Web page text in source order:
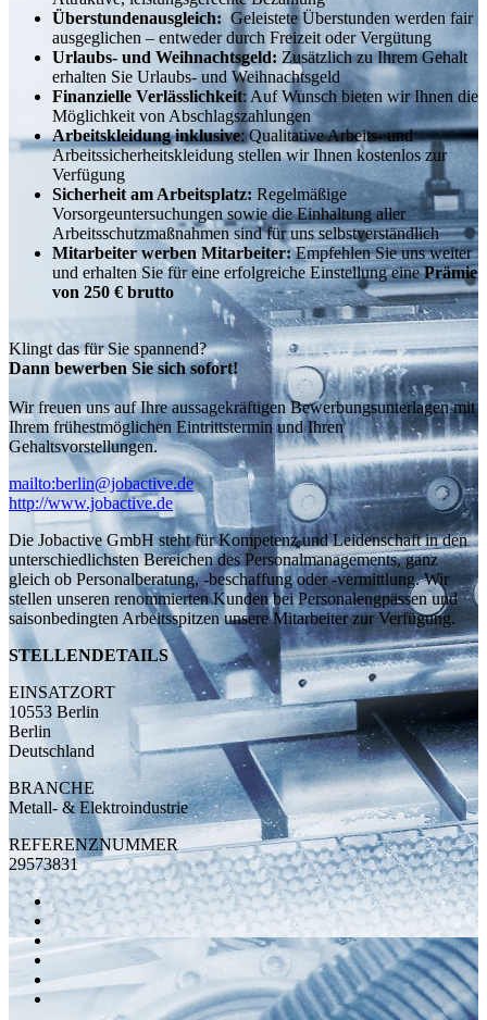
Überstundenausgleich: Geleistete Überstunden werden fair
ausgeglichen – entweder durch Freizeit oder Vergütung
Urlaubs- und Weihnachtsgeld: Zusätzlich zu Ihrem Gehalt
erhalten Sie Urlaubs- und Weihnachtsgeld
Finanzielle Verlässlichkeit: Auf Wunsch bieten wir Ihnen die
Möglichkeit von Abschlagszahlungen
Arbeitskleidung inklusive: Qualitative Arbeits- und
Arbeitssicherheitskleidung stellen wir Ihnen kostenlos zur
Verfügung
Sicherheit am Arbeitsplatz: Regelmäßige
Vorsorgeuntersuchungen sowie die Einhaltung aller
Arbeitsschutzmaßnahmen sind für uns selbstverständlich
Mitarbeiter werben Mitarbeiter:Empfehlen Sie uns weiter
und erhalten Sie für eine erfolgreiche Einstellung einePrämie
von 250 € brutto
Klingt das für Sie spannend?
Dann bewerben Sie sich sofort!
Wir freuen uns auf Ihre aussagekräftigen Bewerbungsunterlagen mit
Ihrem frühestmöglichen Eintrittstermin und Ihren
Gehaltsvorstellungen.
mailto:berlin@jobactive.de
http://www.jobactive.de
Die Jobactive GmbH steht für Kompetenz und Leidenschaft in den
unterschiedlichsten Bereichen des Personalmanagements, ganz
gleich ob Personalberatung, -beschaffung oder -vermittlung. Wir
stellen unseren renommierten Kunden bei Personalengpässen und
saisonbedingten Arbeitsspitzen unsere Mitarbeiter zur Verfügung.
STELLENDETAILS
EINSATZORT
10553 Berlin
Berlin
Deutschland
BRANCHE
Metall- & Elektroindustrie
REFERENZNUMMER
29573831